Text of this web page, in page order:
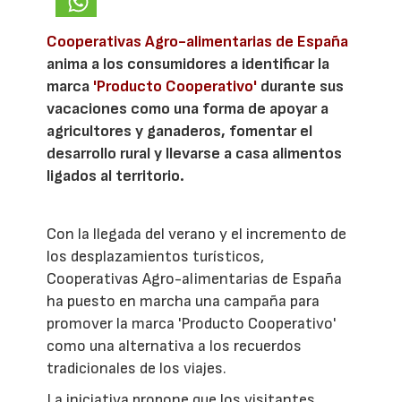
Cooperativas Agro-alimentarias de España
anima a los consumidores a identificar la
marca 'Producto Cooperativo' durante sus
vacaciones como una forma de apoyar a
agricultores y ganaderos, fomentar el
desarrollo rural y llevarse a casa alimentos
ligados al territorio.
Con la llegada del verano y el incremento de
los desplazamientos turísticos,
Cooperativas Agro-alimentarias de España
ha puesto en marcha una campaña para
promover la marca 'Producto Cooperativo'
como una alternativa a los recuerdos
tradicionales de los viajes.